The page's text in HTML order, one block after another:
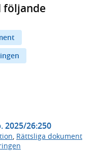
följande
2025/26:250
Rättsliga dokument